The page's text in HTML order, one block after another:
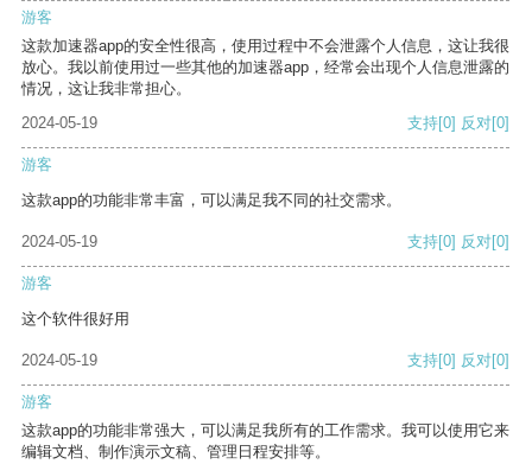
游客
这款加速器app的安全性很高，使用过程中不会泄露个人信息，这让我很
放心。我以前使用过一些其他的加速器app，经常会出现个人信息泄露的
情况，这让我非常担心。
2024-05-19
支持[0] 反对[0]
游客
这款app的功能非常丰富，可以满足我不同的社交需求。
2024-05-19 支持[0] 反对[0]
游客
这个软件很好用
2024-05-19 支持[0] 反对[0]
游客
这款app的功能非常强大，可以满足我所有的工作需求。我可以使用它来
编辑文档、制作演示文稿、管理日程安排等。